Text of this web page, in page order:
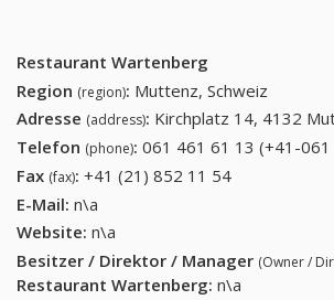
Restaurant Wartenberg
Region (region): Muttenz, Schweiz
Adresse (address): Kirchplatz 14, 4132
Telefon (phone): 061 461 61 13 (+41-
Fax (fax): +41 (21) 852 11 54
E-Mail: n\a
Website: n\a
Besitzer / Direktor / Manager (Owner /
Restaurant Wartenberg: n\a